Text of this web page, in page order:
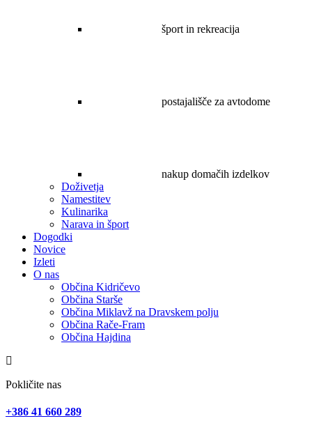
šport in rekreacija
postajališče za avtodome
nakup domačih izdelkov
Doživetja
Namestitev
Kulinarika
Narava in šport
Dogodki
Novice
Izleti
O nas
Občina Kidričevo
Občina Starše
Občina Miklavž na Dravskem polju
Občina Rače-Fram
Občina Hajdina
Pokličite nas
+386 41 660 289